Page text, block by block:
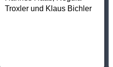
Troxler und Klaus Bichler